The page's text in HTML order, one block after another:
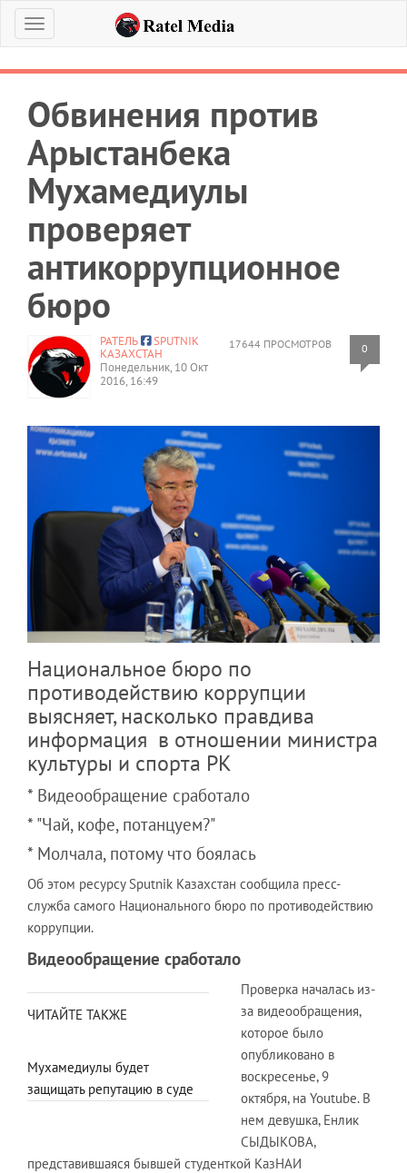
Меню
Обвинения против
Арыстанбека
Мухамедиулы
проверяет
антикоррупционное
бюро
17644 ПРОСМОТРОВ 0
РАТЕЛЬ
SPUTNIK
КАЗАХСТАН
Понедельник, 10 Окт
2016, 16:49
Национальное бюро по
противодействию коррупции
выясняет, насколько правдива
информация в отношении министра
культуры и спорта РК
* Видеообращение сработало
* "Чай, кофе, потанцуем?"
* Молчала, потому что боялась
Об этом ресурсу Sputnik Казахстан сообщила пресс-
служба самого Национального бюро по противодействию
коррупции.
Видеообращение сработало
ЧИТАЙТЕ ТАКЖЕ
Мухамедиулы будет
защищать репутацию в суде
Проверка началась из-
за видеообращения,
которое было
опубликовано в
воскресенье, 9
октября, на Youtube. В
нем девушка, Енлик
СЫДЫКОВА,
представившаяся бывшей студенткой КазНАИ